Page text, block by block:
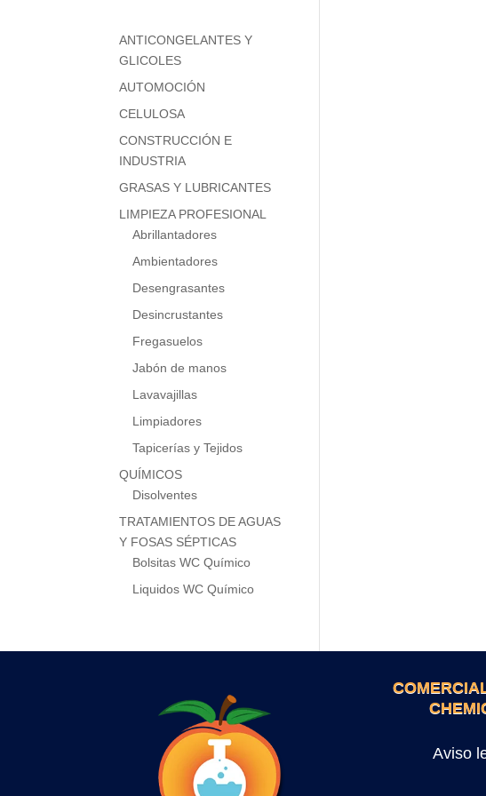
ANTICONGELANTES Y
GLICOLES
AUTOMOCIÓN
CELULOSA
CONSTRUCCIÓN E
INDUSTRIA
GRASAS Y LUBRICANTES
LIMPIEZA PROFESIONAL
Abrillantadores
Ambientadores
Desengrasantes
Desincrustantes
Fregasuelos
Jabón de manos
Lavavajillas
Limpiadores
Tapicerías y Tejidos
QUÍMICOS
Disolventes
TRATAMIENTOS DE AGUAS
Y FOSAS SÉPTICAS
Bolsitas WC Químico
Liquidos WC Químico
Aviso